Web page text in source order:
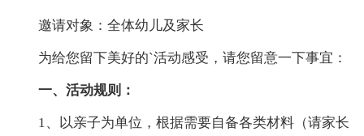
邀请对象：全体幼儿及家长
为给您留下美好的`活动感受，请您留意一下事宜：
一、活动规则：
1、以亲子为单位，根据需要自备各类材料（请家长